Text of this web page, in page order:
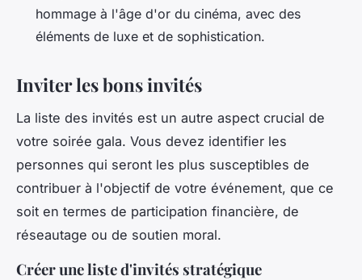
hommage à l'âge d'or du cinéma, avec des
éléments de luxe et de sophistication.
Inviter les bons invités
La liste des invités est un autre aspect crucial de
votre soirée gala. Vous devez identifier les
personnes qui seront les plus susceptibles de
contribuer à l'objectif de votre événement, que ce
soit en termes de participation financière, de
réseautage ou de soutien moral.
Créer une liste d'invités stratégique